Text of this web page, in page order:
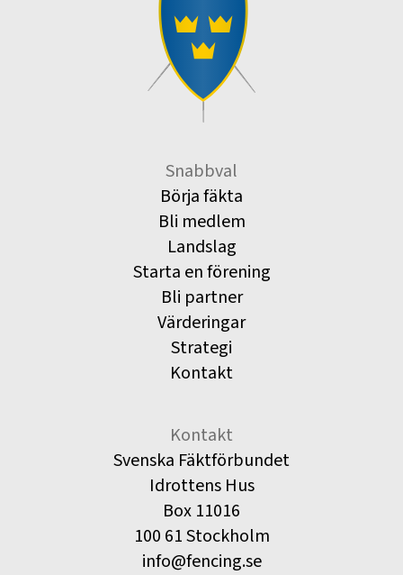
Snabbval
Börja fäkta
Bli medlem
Landslag
Starta en förening
Bli partner
Värderingar
Strategi
Kontakt
Kontakt
Svenska Fäktförbundet
Idrottens Hus
Box 11016
100 61 Stockholm
info@fencing.se